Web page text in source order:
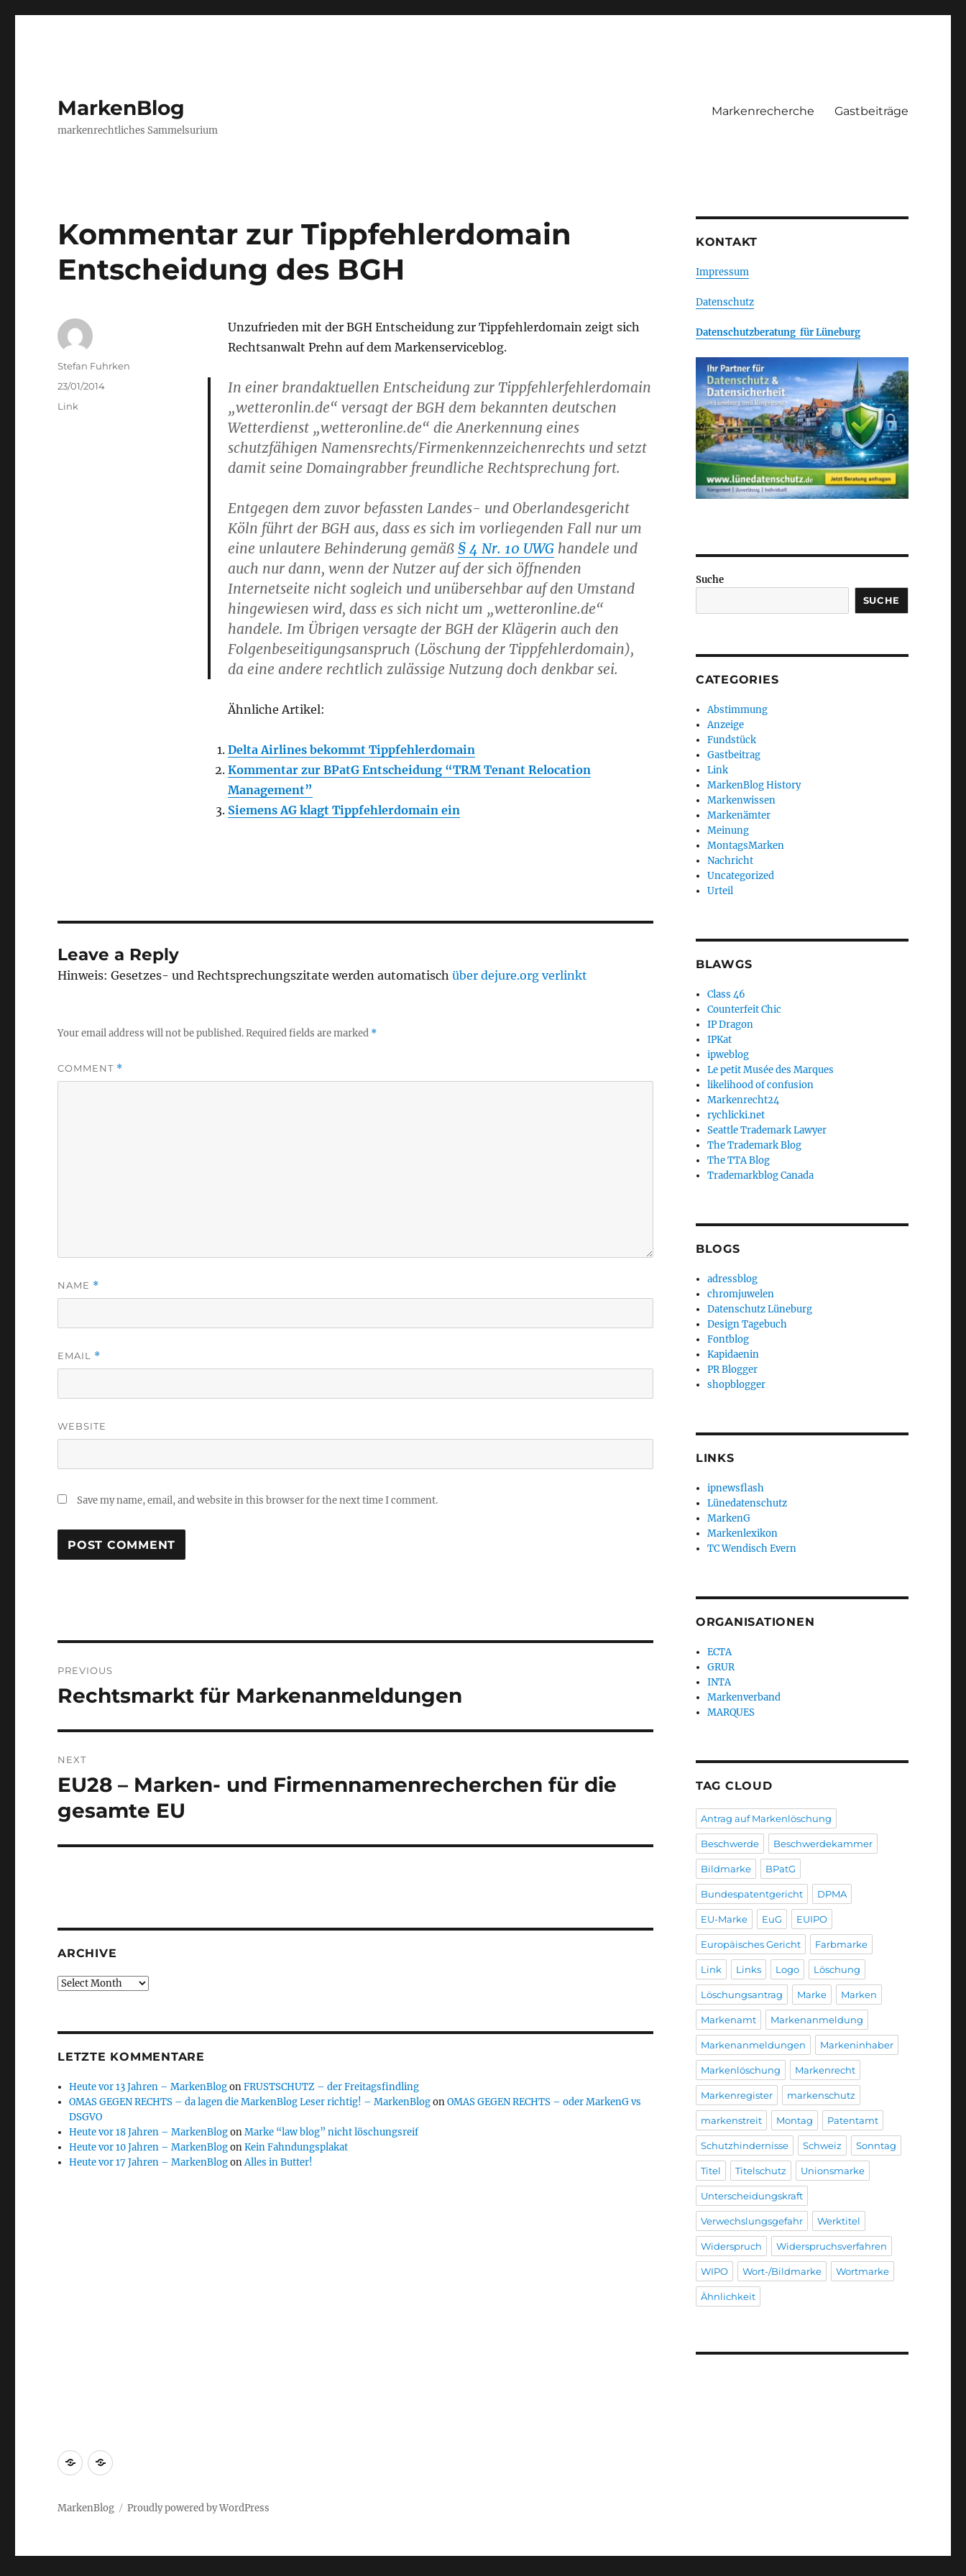
MarkenBlog
markenrechtliches Sammelsurium
Markenrecherche Gastbeiträge
Kommentar zur Tippfehlerdomain
Entscheidung des BGH
Unzufrieden mit der BGH Entscheidung zur Tippfehlerdomain zeigt sich
Rechtsanwalt Prehn auf dem Markenserviceblog.
In einer brandaktuellen Entscheidung zur Tippfehlerfehlerdomain
„wetteronlin.de“ versagt der BGH dem bekannten deutschen
Wetterdienst „wetteronline.de“ die Anerkennung eines
schutzfähigen Namensrechts/Firmenkennzeichenrechts und setzt
damit seine Domaingrabber freundliche Rechtsprechung fort.
Entgegen dem zuvor befassten Landes- und Oberlandesgericht
Köln führt der BGH aus, dass es sich im vorliegenden Fall nur um
eine unlautere Behinderung gemäß § 4 Nr. 10 UWG handele und
auch nur dann, wenn der Nutzer auf der sich öffnenden
Internetseite nicht sogleich und unübersehbar auf den Umstand
hingewiesen wird, dass es sich nicht um „wetteronline.de“
handele. Im Übrigen versagte der BGH der Klägerin auch den
Folgenbeseitigungsanspruch (Löschung der Tippfehlerdomain),
da eine andere rechtlich zulässige Nutzung doch denkbar sei.
Ähnliche Artikel:
Delta Airlines bekommt Tippfehlerdomain
Kommentar zur BPatG Entscheidung “TRM Tenant Relocation
Management”
Siemens AG klagt Tippfehlerdomain ein
Author
Stefan Fuhrken
Posted
on
23/01/2014
Categories
Link
Leave a Reply
Hinweis: Gesetzes- und Rechtsprechungszitate werden automatischüber dejure.org verlinkt
Your email address will not be published.Required fields are marked *
COMMENT *
NAME *
EMAIL *
WEBSITE
Save my name, email, and website in this browser for the next time I comment.
navigation
PREVIOUS
Previous
Rechtsmarkt für Markenanmeldungen
NEXT
Next
EU28 – Marken- und Firmennamenrecherchen für die
gesamte EU
ARCHIVE
Archive
LETZTE KOMMENTARE
Heute vor 13 Jahren – MarkenBlogonFRUSTSCHUTZ – der Freitagsfindling
OMAS GEGEN RECHTS – da lagen die MarkenBlog Leser richtig! – MarkenBlogonOMAS GEGEN RECHTS – oder MarkenG vs
DSGVO
Heute vor 18 Jahren – MarkenBlogonMarke “law blog” nicht löschungsreif
Heute vor 10 Jahren – MarkenBlogonKein Fahndungsplakat
Heute vor 17 Jahren – MarkenBlogonAlles in Butter!
KONTAKT
Impressum
Datenschutz
Datenschutzberatung für Lüneburg
Suche
SUCHE
CATEGORIES
Abstimmung
Anzeige
Fundstück
Gastbeitrag
Link
MarkenBlog History
Markenwissen
Markenämter
Meinung
MontagsMarken
Nachricht
Uncategorized
Urteil
BLAWGS
Class 46
Counterfeit Chic
IP Dragon
IPKat
ipweblog
Le petit Musée des Marques
likelihood of confusion
Markenrecht24
rychlicki.net
Seattle Trademark Lawyer
The Trademark Blog
The TTA Blog
Trademarkblog Canada
BLOGS
adressblog
chromjuwelen
Datenschutz Lüneburg
Design Tagebuch
Fontblog
Kapidaenin
PR Blogger
shopblogger
LINKS
ipnewsflash
Lünedatenschutz
MarkenG
Markenlexikon
TC Wendisch Evern
ORGANISATIONEN
ECTA
GRUR
INTA
Markenverband
MARQUES
TAG CLOUD
Antrag auf Markenlöschung
Beschwerde Beschwerdekammer
Bildmarke BPatG
Bundespatentgericht DPMA
EU-Marke EuG EUIPO
Europäisches Gericht Farbmarke
Link Links Logo Löschung
Löschungsantrag Marke Marken
Markenamt Markenanmeldung
Markenanmeldungen Markeninhaber
Markenlöschung Markenrecht
Markenregister markenschutz
markenstreit Montag Patentamt
Schutzhindernisse Schweiz Sonntag
Titel Titelschutz Unionsmarke
Unterscheidungskraft
Verwechslungsgefahr Werktitel
Widerspruch Widerspruchsverfahren
WIPO Wort-/Bildmarke Wortmarke
Ähnlichkeit
Markenrecherche
Gastbeiträge
MarkenBlog Proudly powered by WordPress